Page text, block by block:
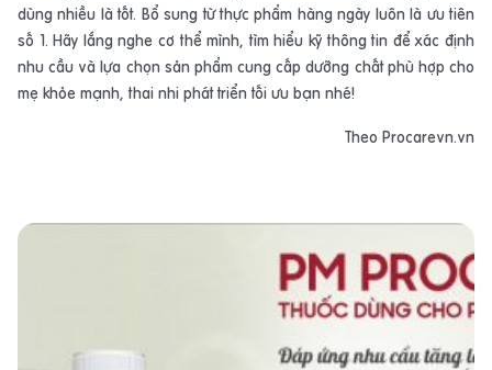
dùng nhiều là tốt. Bổ sung từ thực phẩm hàng ngày luôn là ưu tiên
số 1.Hãy lắng nghe cơ thể mình, tìm hiểu kỹ thông tin để xác định
nhu cầu và lựa chọn sản phẩm cung cấp dưỡng chất phù hợp cho
mẹ khỏe mạnh, thai nhi phát triển tối ưu bạn nhé!
Theo Procarevn.vn